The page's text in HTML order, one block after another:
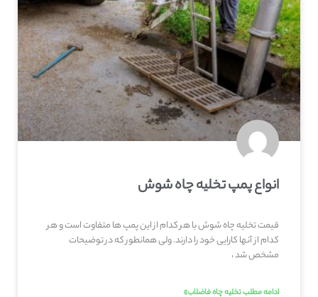
انواع پمپ تخلیه چاه شوش
قیمت تخلیه چاه شوش با هر کدام از این پمپ ها متفاوت است و هر
کدام از آنها کارایی خود را دارند. ولی همانطور که در توضیحات
مشخص شد ،
ادامه مطلب تخلیه چاه فاضلاب»